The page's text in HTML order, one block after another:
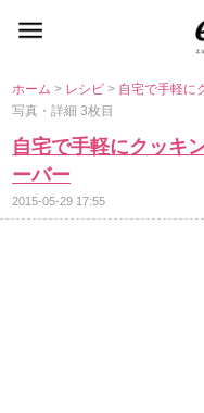
ホーム> レシピ> 自宅で手軽
写真・詳細 3枚目
自宅で手軽にクッキ
ーバー
2015-05-29 17:55